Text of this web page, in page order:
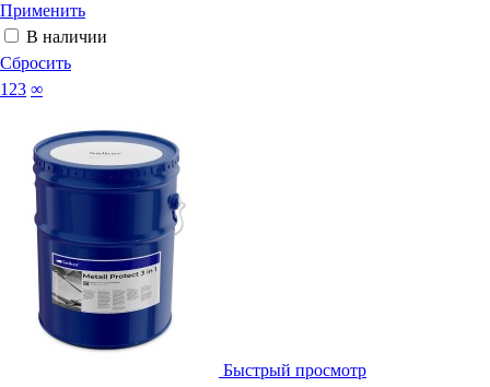
Применить
В наличии
Сбросить
123 ∞
Быстрый просмотр